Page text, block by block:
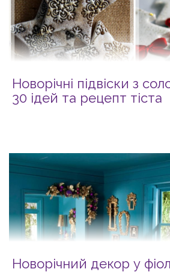
Новорічні підвіски з
30 ідей та рецепт тіста
Новорічний декор у